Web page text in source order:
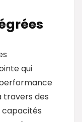
qui
travers des
capacités